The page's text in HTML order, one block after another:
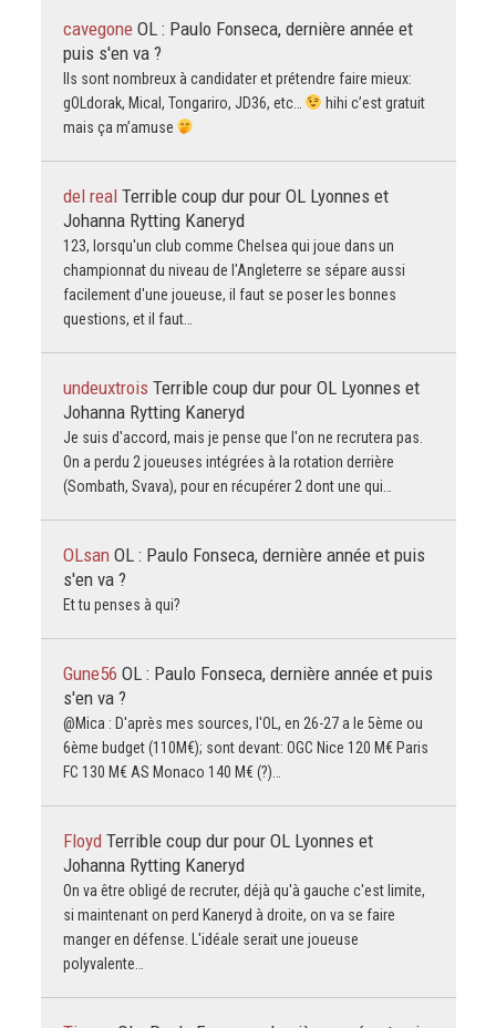
cavegone OL : Paulo Fonseca, dernière année et
puis s'en va ?
Ils sont nombreux à candidater et prétendre faire mieux:
gOLdorak, Mical, Tongariro, JD36, etc…
hihi c’est gratuit
mais ça m’amuse
del real Terrible coup dur pour OL Lyonnes et
Johanna Rytting Kaneryd
123, lorsqu'un club comme Chelsea qui joue dans un
championnat du niveau de l'Angleterre se sépare aussi
facilement d'une joueuse, il faut se poser les bonnes
questions, et il faut…
undeuxtrois Terrible coup dur pour OL Lyonnes et
Johanna Rytting Kaneryd
Je suis d'accord, mais je pense que l'on ne recrutera pas.
On a perdu 2 joueuses intégrées à la rotation derrière
(Sombath, Svava), pour en récupérer 2 dont une qui…
OLsan OL : Paulo Fonseca, dernière année et puis
s'en va ?
Et tu penses à qui?
Gune56 OL : Paulo Fonseca, dernière année et puis
s'en va ?
@Mica : D'après mes sources, l'OL, en 26-27 a le 5ème ou
6ème budget (110M€); sont devant: OGC Nice 120 M€ Paris
FC 130 M€ AS Monaco 140 M€ (?)…
Floyd Terrible coup dur pour OL Lyonnes et
Johanna Rytting Kaneryd
On va être obligé de recruter, déjà qu'à gauche c'est limite,
si maintenant on perd Kaneryd à droite, on va se faire
manger en défense. L'idéale serait une joueuse
polyvalente…